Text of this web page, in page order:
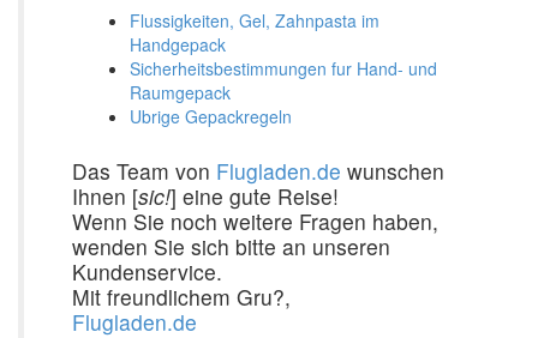
Flussigkeiten, Gel, Zahnpasta im
Handgepack
Sicherheitsbestimmungen fur Hand- und
Raumgepack
Ubrige Gepackregeln
Das Team von Flugladen.de wunschen
Ihnen [sic!] eine gute Reise!
Wenn Sie noch weitere Fragen haben,
wenden Sie sich bitte an unseren
Kundenservice.
Mit freundlichem Gru?,
Flugladen.de